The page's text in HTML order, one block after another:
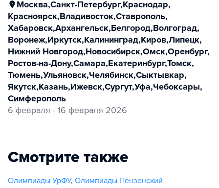
Москва,Санкт-Петербург,Краснодар,
Красноярск,Владивосток,Ставрополь,
Хабаровск,Архангельск,Белгород,Волгоград,
Воронеж,Иркутск,Калининград,Киров,Липецк,
Нижний Новгород,Новосибирск,Омск,Оренбург,
Ростов-на-Дону,Самара,Екатеринбург,Томск,
Тюмень,Ульяновск,Челябинск,Сыктывкар,
Якутск,Казань,Ижевск,Сургут,Уфа,Чебоксары,
Симферополь
6 февраля - 16 февраля 2026
Смотрите также
Олимпиады УрФУ, Олимпиады Пензенский